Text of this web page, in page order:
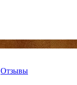
Отзывы